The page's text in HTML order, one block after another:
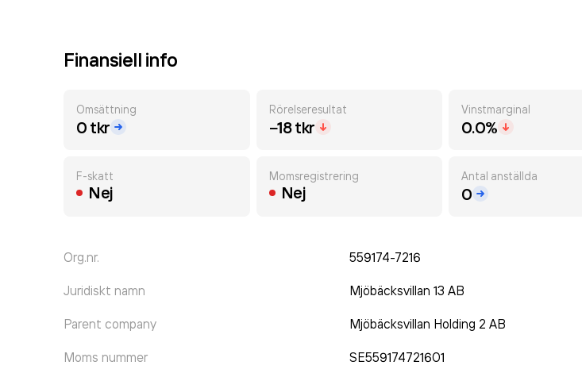
Finansiell info
Omsättning
0 tkr
Rörelseresultat
−18 tkr
Vinstmarginal
0.0%
F-skatt
Nej
Momsregistrering
Nej
Antal anställda
0
Org.nr. 559174-7216
Juridiskt namn Mjöbäcksvillan 13 AB
Parent company Mjöbäcksvillan Holding 2 AB
Moms nummer SE559174721601